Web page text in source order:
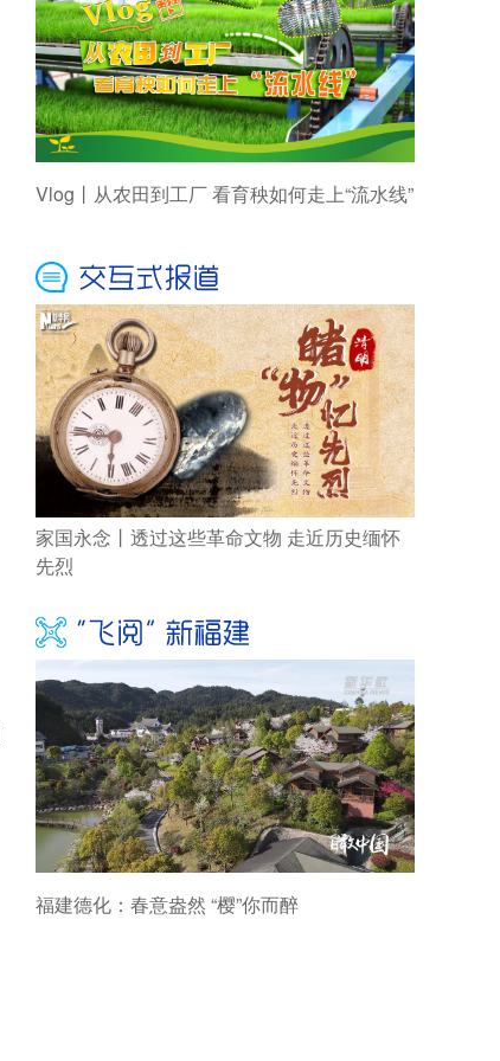
Vlog丨从农田到工厂 看育秧如何走上“流水线”
家国永念丨透过这些革命文物 走近历史缅怀
先烈
福建德化：春意盎然 “樱”你而醉